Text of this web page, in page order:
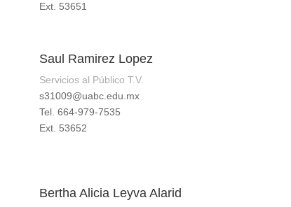
Ext. 53651
Saul Ramirez Lopez
Servicios al Público T.V.
s31009@uabc.edu.mx
Tel. 664-979-7535
Ext. 53652
Bertha Alicia Leyva Alarid